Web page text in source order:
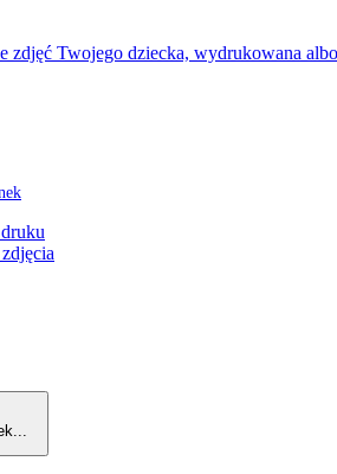
zdjęć Twojego dziecka, wydrukowana